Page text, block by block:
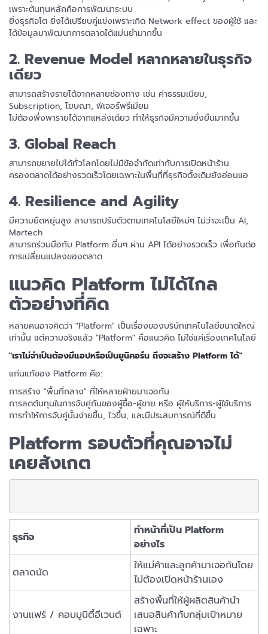
เพราะต้นทุนหลักคือการพัฒนาระบบ
ยิ่งธุรกิจโต ยิ่งได้เปรียบคู่แข่งเพราะเกิด Network effect ของผู้ใช้ และ
ได้ข้อมูลมาพัฒนาการตลาดได้แม่นยำมากขึ้น
2. Revenue Model หลากหลายในธุรกิจ
เดียว
สามารถสร้างรายได้จากหลายช่องทาง เช่น ค่าธรรมเนียม,
Subscription, โฆษณา, ฟีเจอร์พรีเมียม
ไม่ต้องพึ่งพารายได้จากแหล่งเดียว ทำให้ธุรกิจมีความยั่งยืนมากขึ้น
3. Global Reach
สามารถขยายไปได้ทั่วโลกโดยไม่มีข้อจำกัดเท่ากับการเปิดหน้าร้าน
ครองตลาดได้อย่างรวดเร็วโดยเฉพาะในพื้นที่ที่ธุรกิจดั้งเดิมยังอ่อนแอ
4. Resilience and Agility
มีความยืดหยุ่นสูง สามารถปรับตัวตามเทคโนโลยีใหม่ๆ ไม่ว่าจะเป็น AI,
Martech
สามารถร่วมมือกับ Platform อื่นๆ ผ่าน API ได้อย่างรวดเร็ว เพื่อทันต่อ
การเปลี่ยนแปลงของตลาด
แนวคิด Platform ไม่ได้ไกล
ตัวอย่างที่คิด
หลายคนอาจคิดว่า "Platform" เป็นเรื่องของบริษัทเทคโนโลยีขนาดใหญ่
เท่านั้น แต่ความจริงแล้ว "Platform" คือแนวคิด ไม่ใช่แค่เรื่องเทคโนโลยี
"เราไม่จำเป็นต้องมีแอปหรือเป็นยูนิคอร์น ถึงจะสร้าง Platform ได้"
แก่นแท้ของ Platform คือ:
การสร้าง "พื้นที่กลาง" ที่ให้หลายฝ่ายมาเจอกัน
การลดต้นทุนในการจับคู่กันของผู้ซื้อ-ผู้ขาย หรือ ผู้ให้บริการ-ผู้ใช้บริการ
การทำให้การจับคู่นั้นง่ายขึ้น, ไวขึ้น, และมีประสบการณ์ที่ดีขึ้น
Platform รอบตัวที่คุณอาจไม่
เคยสังเกต
ธุรกิจ
ทำหน้าที่เป็น Platform
อย่างไร
ตลาดนัด
ให้แม่ค้าและลูกค้ามาเจอกันโดย
ไม่ต้องเปิดหน้าร้านเอง
งานแฟร์ / คอมมูนิตี้อีเวนต์
สร้างพื้นที่ให้ผู้ผลิตสินค้านำ
เสนอสินค้ากับกลุ่มเป้าหมาย
เฉพาะ